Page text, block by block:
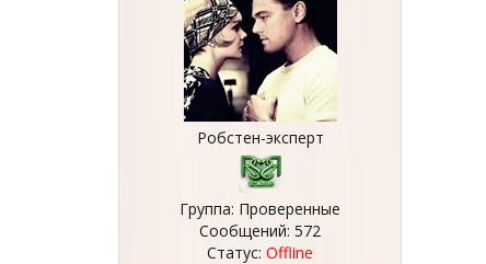
Робстен-эксперт
Группа: Проверенные
Сообщений: 572
Статус: Offline